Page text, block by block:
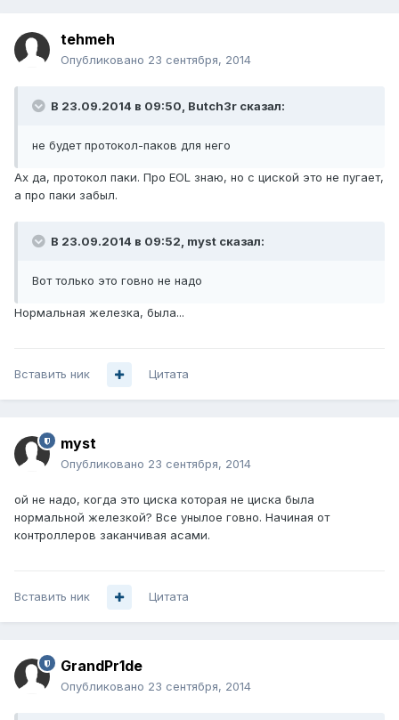
tehmeh
Опубликовано 23 сентября, 2014
В 23.09.2014 в 09:50, Butch3r сказал:
не будет протокол-паков для него
Ах да, протокол паки. Про EOL знаю, но с циской это не пугает,
а про паки забыл.
В 23.09.2014 в 09:52, myst сказал:
Вот только это говно не надо
Нормальная железка, была...
Вставить ник Цитата
myst
Опубликовано 23 сентября, 2014
ой не надо, когда это циска которая не циска была
нормальной железкой? Все унылое говно. Начиная от
контроллеров заканчивая асами.
Вставить ник Цитата
GrandPr1de
Опубликовано 23 сентября, 2014